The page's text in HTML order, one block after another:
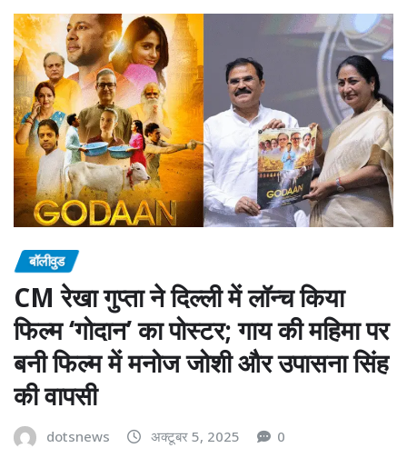
बॉलीवुड
CM रेखा गुप्ता ने दिल्ली में लॉन्च किया
फिल्म ‘गोदान’ का पोस्टर; गाय की महिमा पर
बनी फिल्म में मनोज जोशी और उपासना सिंह
की वापसी
dotsnews अक्टूबर 5, 2025 0